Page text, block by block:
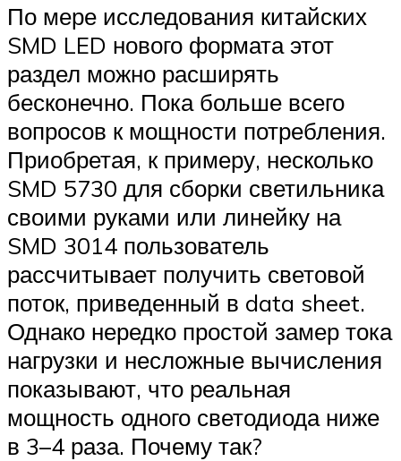
По мере исследования китайских
SMD LED нового формата этот
раздел можно расширять
бесконечно. Пока больше всего
вопросов к мощности потребления.
Приобретая, к примеру, несколько
SMD 5730 для сборки светильника
своими руками или линейку на
SMD 3014 пользователь
рассчитывает получить световой
поток, приведенный в data sheet.
Однако нередко простой замер тока
нагрузки и несложные вычисления
показывают, что реальная
мощность одного светодиода ниже
в 3–4 раза. Почему так?